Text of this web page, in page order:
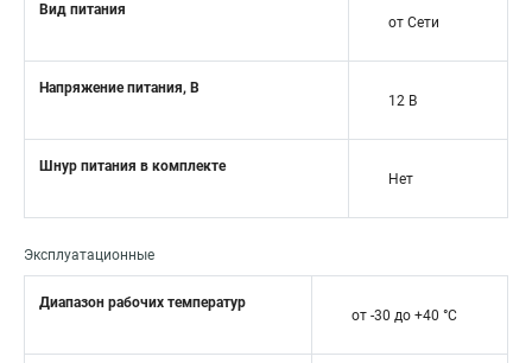
Вид питания
от Сети
Напряжение питания, В
12 В
Шнур питания в комплекте
Нет
Эксплуатационные
Диапазон рабочих температур
от -30 до +40 °С